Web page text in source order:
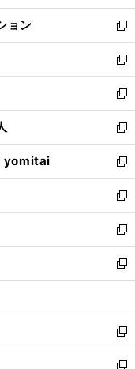
開
く
ウ
で
開
く
ン
ド
ウ
で
開
く
ウ
ィ
ン
ド
ウ
で
開
く
ョン
新
し
い
ウ
ィ
ン
ド
ウ
で
開
く
新
し
い
ウ
ィ
ン
ド
ウ
で
開
く
新
し
い
ウ
ィ
ン
ド
ウ
で
開
く
新
し
い
ウ
ィ
ン
ド
ウ
で
開
yomitai
新
し
い
ウ
ィ
ン
ド
ウ
開
く
新
し
い
ウ
ィ
ン
ウ
で
開
く
新
し
い
ウ
ン
ド
ウ
で
新
し
ウ
ィ
ン
ド
新
し